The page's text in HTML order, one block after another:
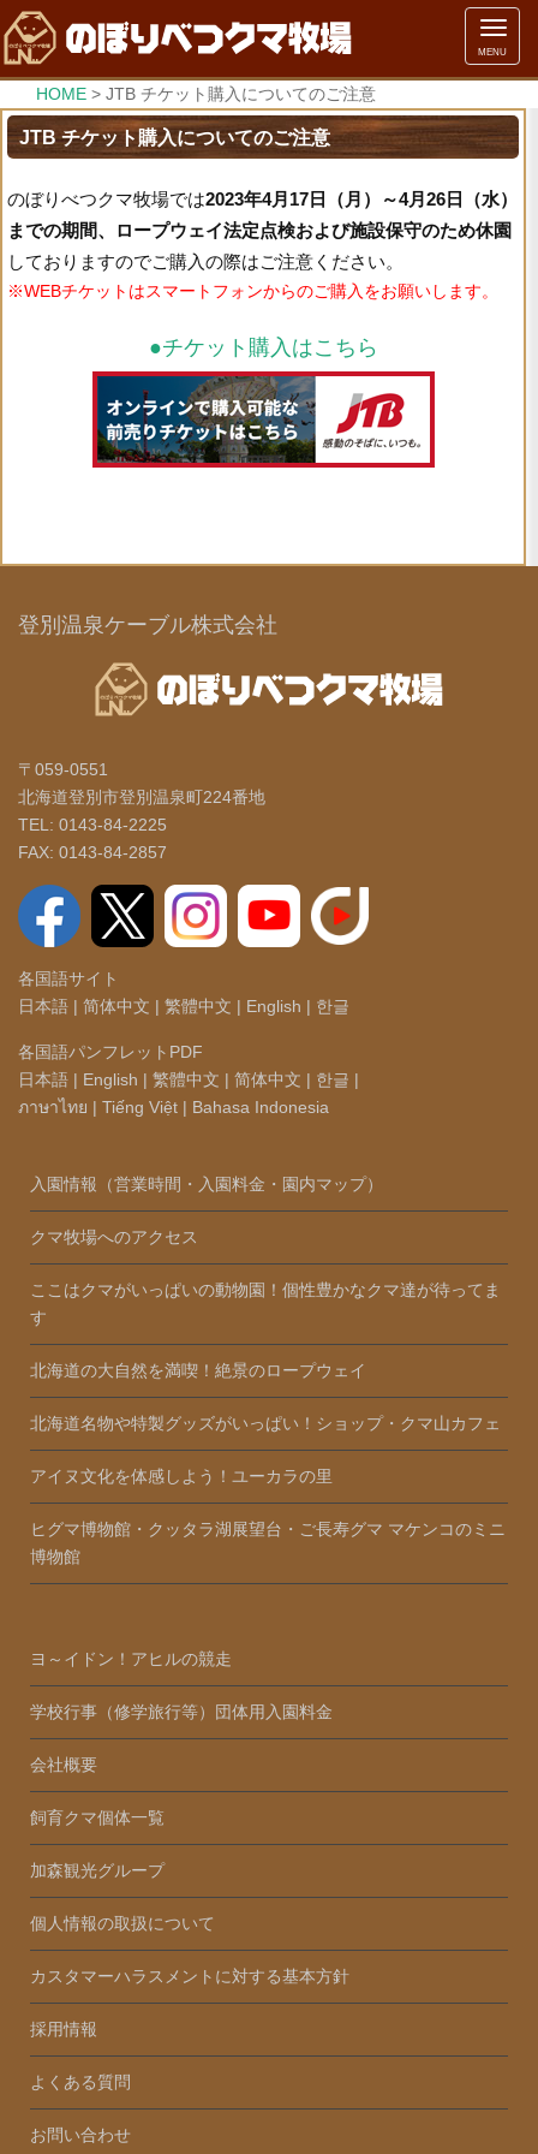
メ
ニ
ュ
ー
MENU
HOME > JTB チケット購入についてのご注意
JTB チケット購入についてのご注意
のぼりべつクマ牧場では2023年4月17日（月）～4月26日（水）
までの期間、ロープウェイ法定点検および施設保守のため休園
しておりますのでご購入の際はご注意ください。
※WEBチケットはスマートフォンからのご購入をお願いします。
●チケット購入はこちら
登別温泉ケーブル株式会社
〒059-0551
北海道登別市登別温泉町224番地
TEL: 0143-84-2225
FAX: 0143-84-2857
各国語サイト
日本語 | 简体中文 | 繁體中文 | English | 한글
各国語パンフレットPDF
日本語 | English | 繁體中文 | 简体中文 | 한글 |
ภาษาไทย | Tiếng Việt | Bahasa Indonesia
入園情報（営業時間・入園料金・園内マップ）
クマ牧場へのアクセス
ここはクマがいっぱいの動物園！個性豊かなクマ達が待ってま
す
北海道の大自然を満喫！絶景のロープウェイ
北海道名物や特製グッズがいっぱい！ショップ・クマ山カフェ
アイヌ文化を体感しよう！ユーカラの里
ヒグマ博物館・クッタラ湖展望台・ご長寿グマ マケンコのミニ
博物館
ヨ～イドン！アヒルの競走
学校行事（修学旅行等）団体用入園料金
会社概要
飼育クマ個体一覧
加森観光グループ
個人情報の取扱について
カスタマーハラスメントに対する基本方針
採用情報
よくある質問
お問い合わせ